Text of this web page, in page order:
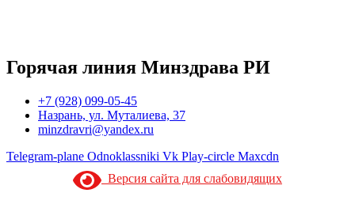
Горячая линия Минздрава РИ
+7 (928) 099-05-45
Назрань, ул. Муталиева, 37
minzdravri@yandex.ru
Telegram-plane Odnoklassniki Vk Play-circle Maxcdn
Версия сайта для слабовидящих